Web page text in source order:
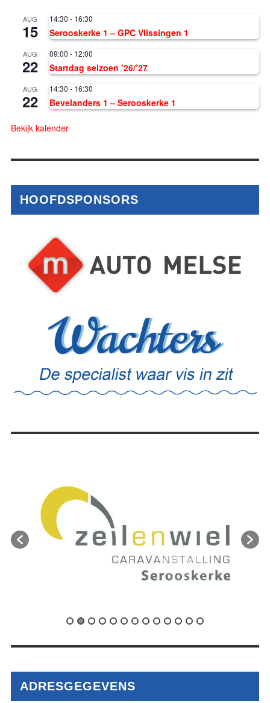
AUG
15
14:30 - 16:30
Serooskerke 1 – GPC Vlissingen 1
AUG
22
09:00 - 12:00
Startdag seizoen ’26/’27
AUG
22
14:30 - 16:30
Bevelanders 1 – Serooskerke 1
Bekijk kalender
HOOFDSPONSORS
ADRESGEGEVENS